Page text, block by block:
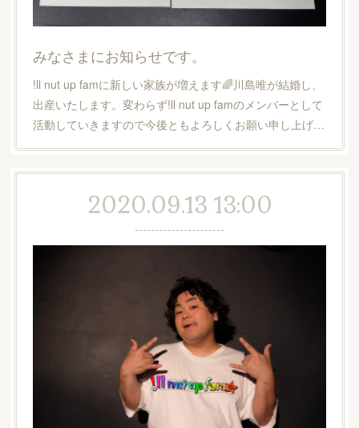
みなさまにお知らせです。
!ll nut up famに新しい家族が増えます🌈川島唯が結婚し、
出産いたします。変わらず!ll nut up famのメンバーとして
活動していきますので今後ともよろしくお願い申し上げ…
2020.09.13 13:00